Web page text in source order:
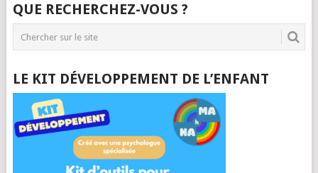
QUE RECHERCHEZ-VOUS ?
LE KIT DÉVELOPPEMENT DE L’ENFANT